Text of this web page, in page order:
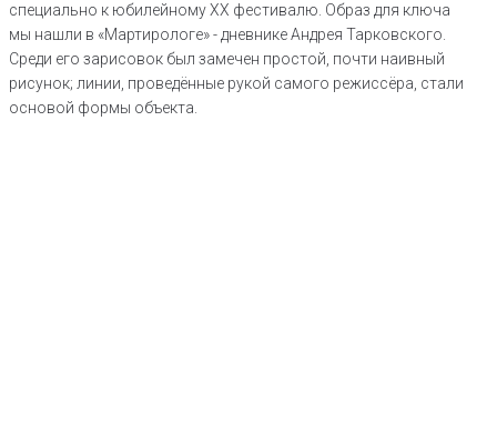
специально к юбилейному XX фестивалю. Образ для ключа
мы нашли в «Мартирологе» - дневнике Андрея Тарковского.
Среди его зарисовок был замечен простой, почти наивный
рисунок; линии, проведённые рукой самого режиссёра, стали
основой формы объекта.